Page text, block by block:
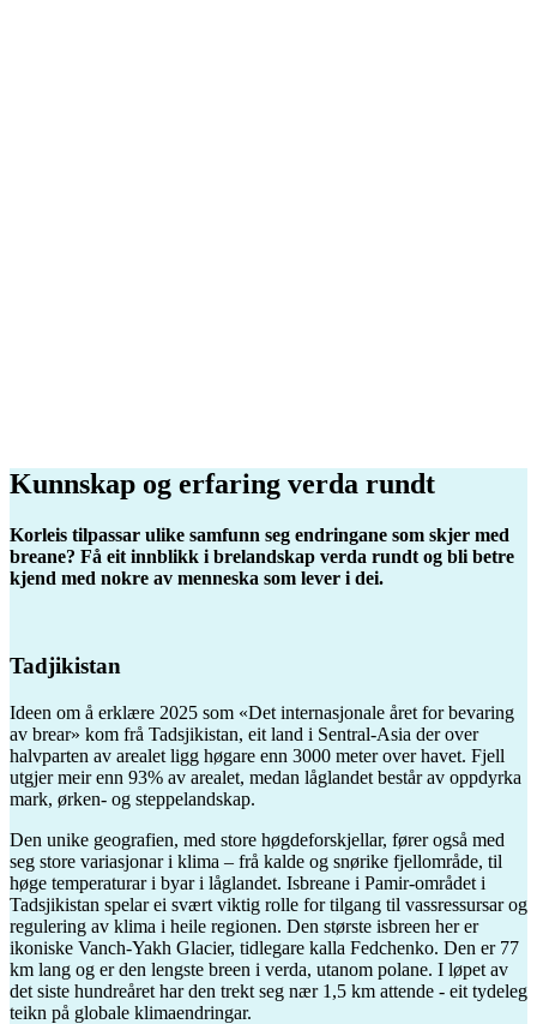
Kunnskap og erfaring verda rundt
Korleis tilpassar ulike samfunn seg endringane som skjer med
breane? Få eit innblikk i brelandskap verda rundt og bli betre
kjend med nokre av menneska som lever i dei.
Tadjikistan
Ideen om å erklære 2025 som «Det internasjonale året for bevaring
av brear» kom frå Tadsjikistan, eit land i Sentral-Asia der over
halvparten av arealet ligg høgare enn 3000 meter over havet. Fjell
utgjer meir enn 93% av arealet, medan låglandet består av oppdyrka
mark, ørken- og steppelandskap.
Den unike geografien, med store høgdeforskjellar, fører også med
seg store variasjonar i klima – frå kalde og snørike fjellområde, til
høge temperaturar i byar i låglandet. Isbreane i Pamir-området i
Tadsjikistan spelar ei svært viktig rolle for tilgang til vassressursar og
regulering av klima i heile regionen. Den største isbreen her er
ikoniske Vanch-Yakh Glacier, tidlegare kalla Fedchenko. Den er 77
km lang og er den lengste breen i verda, utanom polane. I løpet av
det siste hundreåret har den trekt seg nær 1,5 km attende - eit tydeleg
teikn på globale klimaendringar.